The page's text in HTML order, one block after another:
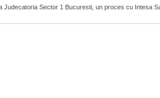
Sector 1 Bucuresti, un proces cu Intesa